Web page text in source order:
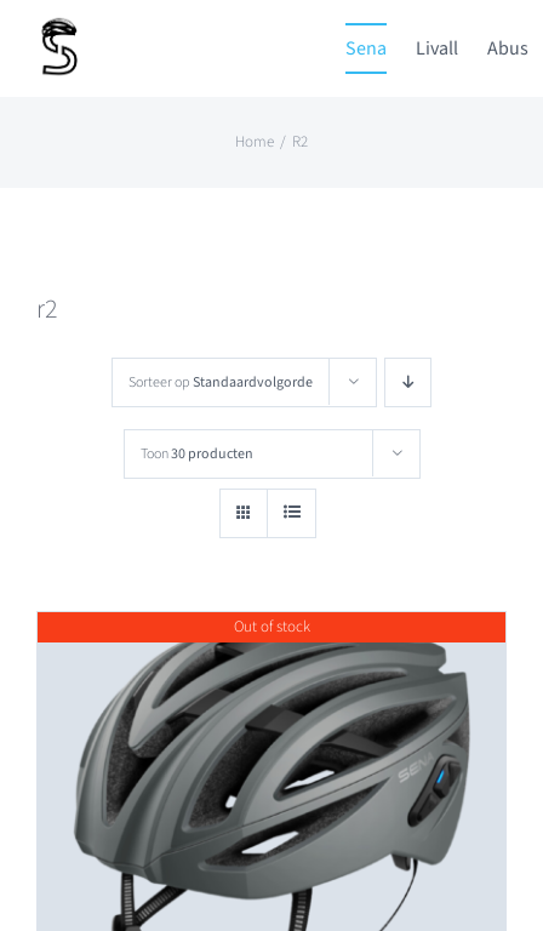
naar
Sena Livall Abus
Home R2
r2
Sorteer opStandaardvolgorde
Toon30 producten
Out of stock